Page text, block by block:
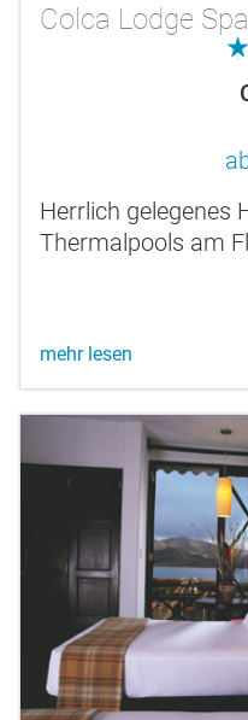
Colca Lodge
Herrlich gelegenes
Thermalpools am
mehr lesen